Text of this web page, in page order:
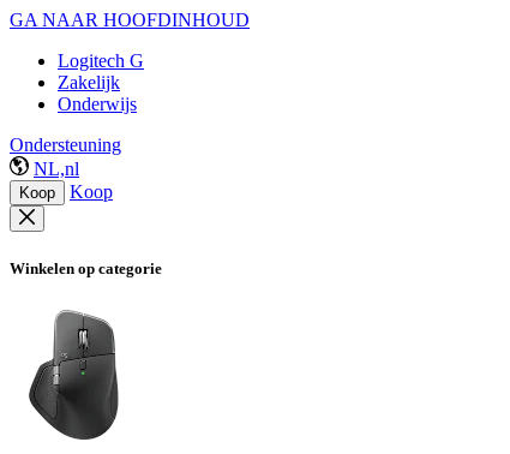
GA NAAR HOOFDINHOUD
Logitech G
Zakelijk
Onderwijs
Ondersteuning
NL,nl
Koop Koop
Winkelen op categorie